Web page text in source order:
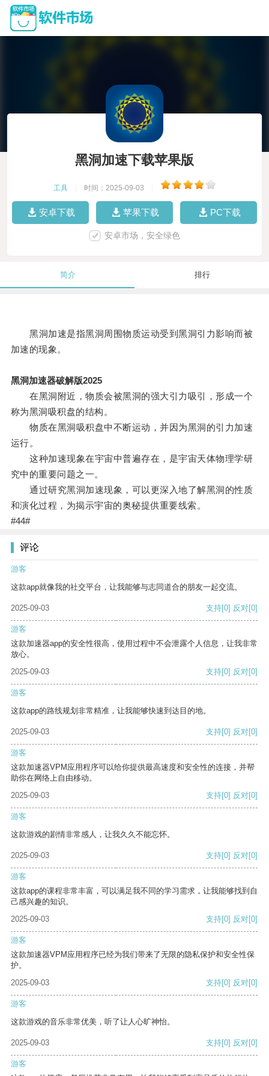
黑洞加速下载苹果版
工具 时间：2025-09-03
安卓下载 苹果下载 PC下载
安卓市场，安全绿色
简介 排行
黑洞加速是指黑洞周围物质运动受到黑洞引力影响而被
加速的现象。
黑洞加速器破解版2025
在黑洞附近，物质会被黑洞的强大引力吸引，形成一个
称为黑洞吸积盘的结构。
物质在黑洞吸积盘中不断运动，并因为黑洞的引力加速
运行。
这种加速现象在宇宙中普遍存在，是宇宙天体物理学研
究中的重要问题之一。
通过研究黑洞加速现象，可以更深入地了解黑洞的性质
和演化过程，为揭示宇宙的奥秘提供重要线索。
#44#
评论
游客
这款app就像我的社交平台，让我能够与志同道合的朋友一起交流。
2025-09-03 支持[0] 反对[0]
游客
这款加速器app的安全性很高，使用过程中不会泄露个人信息，让我非常
放心。
2025-09-03
支持[0] 反对[0]
游客
这款app的路线规划非常精准，让我能够快速到达目的地。
2025-09-03 支持[0] 反对[0]
游客
这款加速器VPM应用程序可以给你提供最高速度和安全性的连接，并帮
助你在网络上自由移动。
2025-09-03
支持[0] 反对[0]
游客
这款游戏的剧情非常感人，让我久久不能忘怀。
2025-09-03 支持[0] 反对[0]
游客
这款app的课程非常丰富，可以满足我不同的学习需求，让我能够找到自
己感兴趣的知识。
2025-09-03
支持[0] 反对[0]
游客
这款加速器VPM应用程序已经为我们带来了无限的隐私保护和安全性保
护。
2025-09-03
支持[0] 反对[0]
游客
这款游戏的音乐非常优美，听了让人心旷神怡。
2025-09-03 支持[0] 反对[0]
游客